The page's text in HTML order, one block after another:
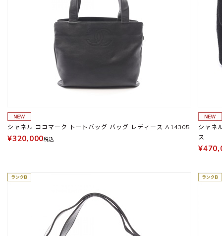
シャネル ココマーク トートバッグ バッグ レディース A14305
¥320,000税込
シャネ
ス